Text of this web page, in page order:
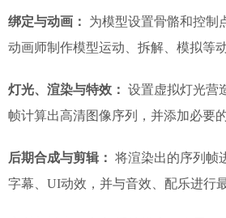
绑定与动画：
为模型设置骨骼和控制
动画师制作模型运动、拆解、模拟等动
灯光、渲染与特效： 设置虚拟灯光营
帧计算出高清图像序列，并添加必要
后期合成与剪辑： 将渲染出的序列帧
字幕、UI动效，并与音效、配乐进行